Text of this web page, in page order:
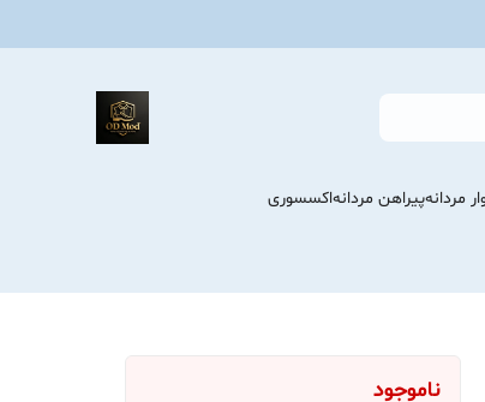
مردانهپیراهن مردانهاکسسوری
ناموجود